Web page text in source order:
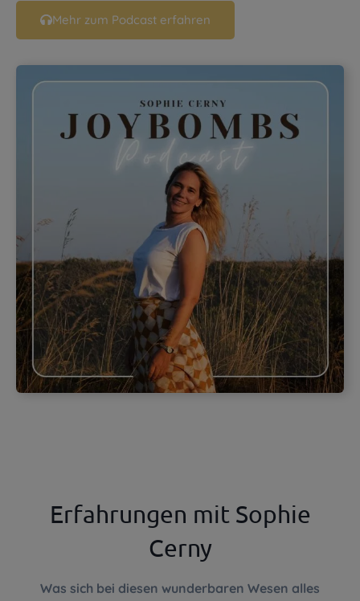
Mehr zum Podcast erfahren
Erfahrungen mit Sophie
Cerny
Was sich bei diesen wunderbaren Wesen alles